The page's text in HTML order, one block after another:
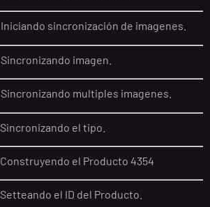
Iniciando sincronización de imagenes.
Sincronizando imagen.
Sincronizando multiples imagenes.
Sincronizando el tipo.
Construyendo el Producto 4354
Setteando el ID del Producto.